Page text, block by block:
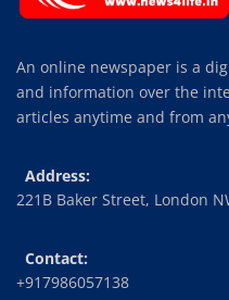
An online newspaper is a
and information over the
articles anytime and from
Address:
221B Baker Street, London
Contact:
+917986057138